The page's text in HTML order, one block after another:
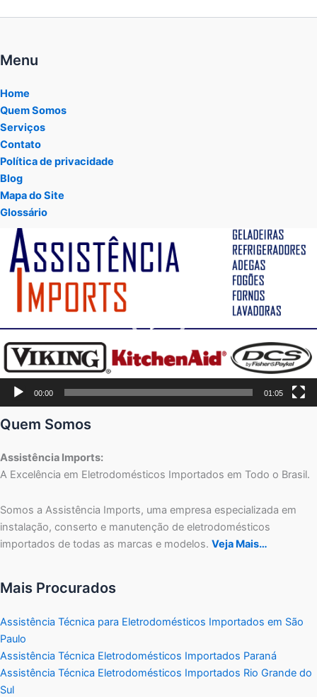
Menu
Home
Quem Somos
Serviços
Contato
Política de privacidade
Blog
Mapa do Site
Glossário
Tocador
vídeo
00:00 01:05
Quem Somos
Assistência Imports:
A Excelência em Eletrodomésticos Importados em Todo o Brasil.
Somos a Assistência Imports, uma empresa especializada em
instalação, conserto e manutenção de eletrodomésticos
importados de todas as marcas e modelos. Veja Mais…
Mais Procurados
Assistência Técnica para Eletrodomésticos Importados em São
Paulo
Assistência Técnica Eletrodomésticos Importados Paraná
Assistência Técnica Eletrodomésticos Importados Rio Grande do
Sul